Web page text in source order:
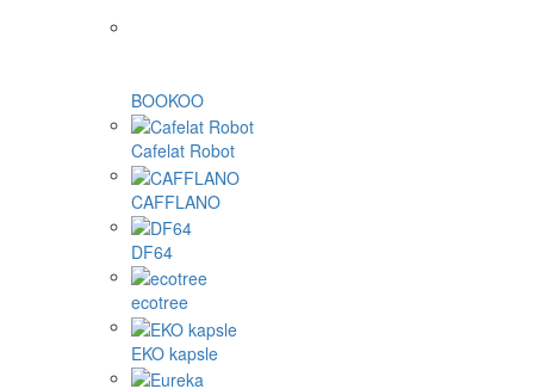
BOOKOO
Cafelat Robot
CAFFLANO
DF64
ecotree
EKO kapsle